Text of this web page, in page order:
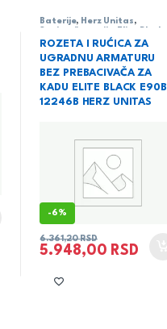
Baterije, Herz Unitas,
ROZETA I RUĆICA ZA
UGRADNU ARMATURU
BEZ PREBACIVAČA ZA
KADU ELITE BLACK E90B
12246B HERZ UNITAS
-6%
5.948,00 RSD
6.361,20RSD